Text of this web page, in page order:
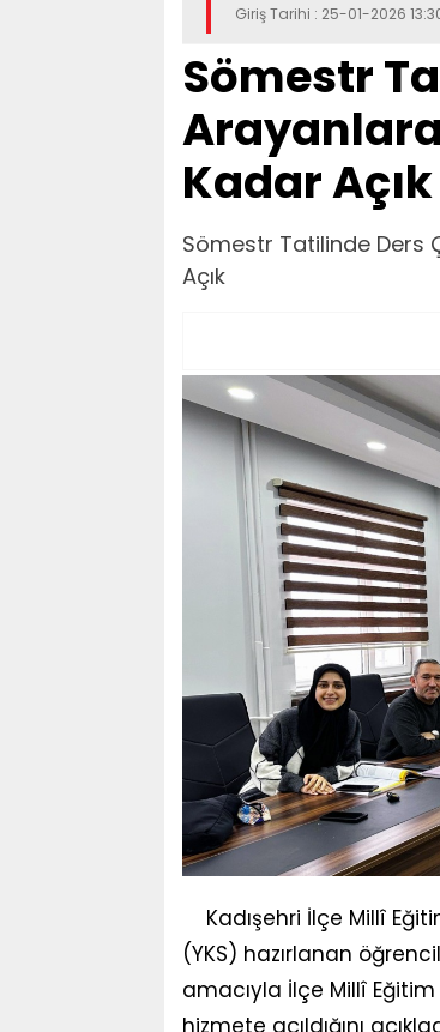
Giriş Tarihi : 25-01-2026
Sömestr
Kadar Açık
Sömestr Tatilinde Ders
Açık
Kadışehri İlçe Millî
(YKS) hazırlanan
amacıyla İlçe Millî